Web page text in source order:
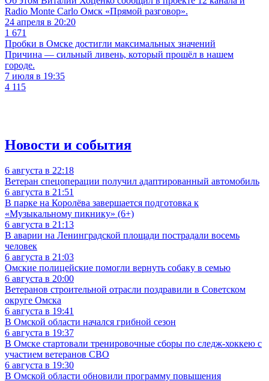
Radio Monte Carlo Омск «Прямой разговор».
24 апреля в 20:20
1 671
Пробки в Омске достигли максимальных значений
Причина — сильный ливень, который прошёл в нашем
городе.
7 июля в 19:35
4 115
Новости и события
6 августа в 22:18
Ветеран спецоперации получил адаптированный автомобиль
6 августа в 21:51
В парке на Королёва завершается подготовка к
«Музыкальному пикнику» (6+)
6 августа в 21:13
В аварии на Ленинградской площади пострадали восемь
человек
6 августа в 21:03
Омские полицейские помогли вернуть собаку в семью
6 августа в 20:00
Ветеранов строительной отрасли поздравили в Советском
округе Омска
6 августа в 19:41
В Омской области начался грибной сезон
6 августа в 19:37
В Омске стартовали тренировочные сборы по следж-хоккею с
участием ветеранов СВО
6 августа в 19:30
В Омской области обновили программу повышения